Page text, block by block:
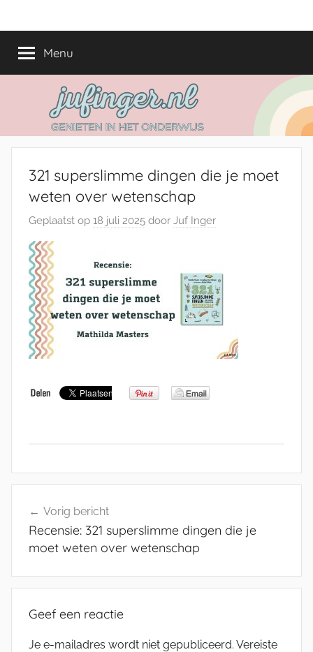
naarjufinger.nl
het
onderwijs
Menu
321 superslimme dingen die je moet
weten over wetenschap
Geplaatst op 18 juli 2025 door Juf Inger
navigatie
Vorig bericht
Recensie: 321 superslimme dingen die je
moet weten over wetenschap
Geef een reactie
Je e-mailadres wordt niet gepubliceerd. Vereiste